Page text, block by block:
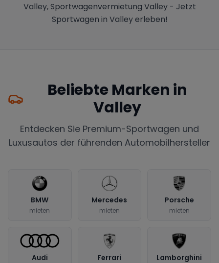
Valley, Sportwagenvermietung Valley - Jetzt
Sportwagen in Valley erleben!
Beliebte Marken in
Valley
Entdecken Sie Premium-Sportwagen und
Luxusautos der führenden Automobilhersteller
BMW
mieten
Mercedes
mieten
Porsche
mieten
Audi Ferrari Lamborghini